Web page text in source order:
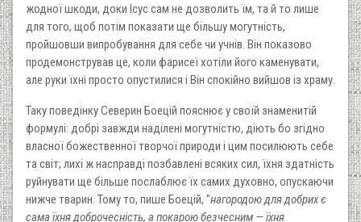
жодної шкоди, доки Ісус сам не дозволить їм, та й то лише
для того, щоб потім показати ще більшу могутність,
пройшовши випробування для себе чи учнів. Він показово
продемонстрував це, коли фарисеї хотіли його каменувати,
але руки їхні просто опустилися і Він спокійно вийшов із храму.
Таку поведінку Северин Боецій пояснює у своїй знаменитій
формулі: добрі завжди наділені могутністю, діють бо згідно
власної божественної творчої природи і цим посилюють себе
та світ; лихі ж насправді позбавлені всяких сил, їхня здатність
руйнувати ще більше послаблює їх самих духовно, опускаючи
нижче тварин. Тому то, пише Боецій, "нагородою для добрих є
сама їхня доброчесність, а покарою безчесним —їхня